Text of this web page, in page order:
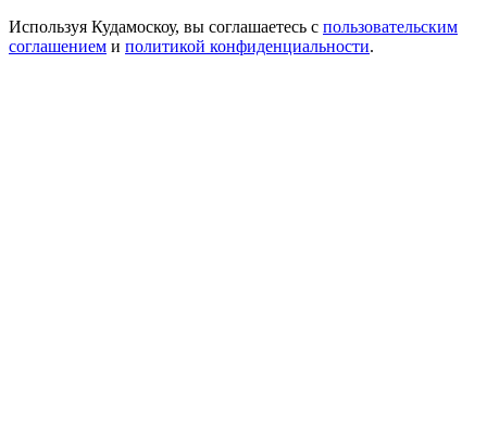
Используя Кудамоскоу, вы соглашаетесь с пользовательским
соглашением и политикой конфиденциальности.